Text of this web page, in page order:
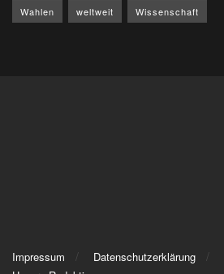
Wahlen weltweit Wissenschaft
Impressum Datenschutzerklärung